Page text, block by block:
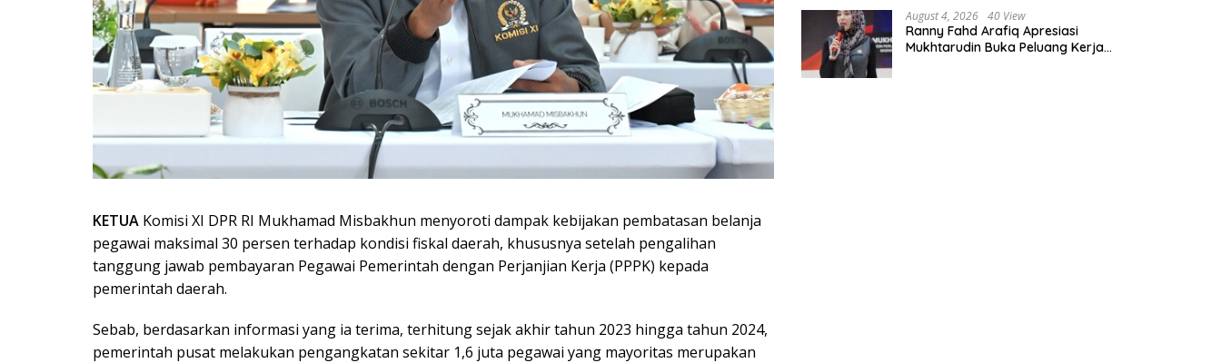
KETUA Komisi XI DPR RI Mukhamad Misbakhun menyoroti dampak kebijakan pembatasan belanja
pegawai maksimal 30 persen terhadap kondisi fiskal daerah, khususnya setelah pengalihan
tanggung jawab pembayaran Pegawai Pemerintah dengan Perjanjian Kerja (PPPK) kepada
pemerintah daerah.
Sebab, berdasarkan informasi yang ia terima, terhitung sejak akhir tahun 2023 hingga tahun 2024,
pemerintah pusat melakukan pengangkatan sekitar 1,6 juta pegawai yang mayoritas merupakan
August 4, 2026 40 View
Ranny Fahd Arafiq Apresiasi
Mukhtarudin Buka Peluang Kerja